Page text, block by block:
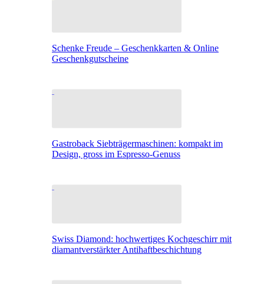
Schenke Freude – Geschenkkarten & Online
Geschenkgutscheine
Gastroback Siebträgermaschinen: kompakt im
Design, gross im Espresso-Genuss
Swiss Diamond: hochwertiges Kochgeschirr mit
diamantverstärkter Antihaftbeschichtung